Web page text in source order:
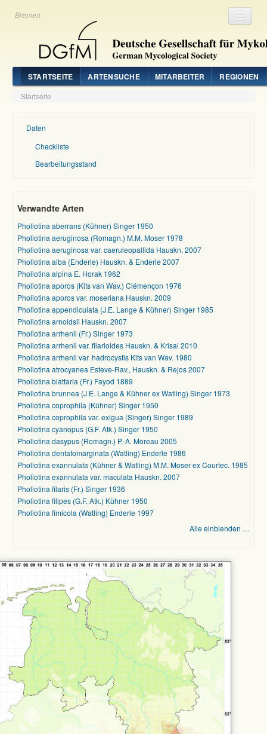
Bremen
STARTSEITE ARTENSUCHE MITARBEITER REGIONEN
Startseite
Daten
Checkliste
Bearbeitungsstand
Verwandte Arten
Pholiotina aberrans (Kühner) Singer 1950
Pholiotina aeruginosa (Romagn.) M.M. Moser 1978
Pholiotina aeruginosa var. caeruleopallida Hauskn. 2007
Pholiotina alba (Enderle) Hauskn. & Enderle 2007
Pholiotina alpina E. Horak 1962
Pholiotina aporos (Kits van Wav.) Clémençon 1976
Pholiotina aporos var. moseriana Hauskn. 2009
Pholiotina appendiculata (J.E. Lange & Kühner) Singer 1985
Pholiotina arnoldsii Hauskn. 2007
Pholiotina arrhenii (Fr.) Singer 1973
Pholiotina arrhenii var. filarioides Hauskn. & Krisai 2010
Pholiotina arrhenii var. hadrocystis Kits van Wav. 1980
Pholiotina atrocyanea Esteve-Rav., Hauskn. & Rejos 2007
Pholiotina blattaria (Fr.) Fayod 1889
Pholiotina brunnea (J.E. Lange & Kühner ex Watling) Singer 1973
Pholiotina coprophila (Kühner) Singer 1950
Pholiotina coprophila var. exigua (Singer) Singer 1989
Pholiotina cyanopus (G.F. Atk.) Singer 1950
Pholiotina dasypus (Romagn.) P.-A. Moreau 2005
Pholiotina dentatomarginata (Watling) Enderle 1986
Pholiotina exannulata (Kühner & Watling) M.M. Moser ex Courtec. 1985
Pholiotina exannulata var. maculata Hauskn. 2007
Pholiotina filaris (Fr.) Singer 1936
Pholiotina filipes (G.F. Atk.) Kühner 1950
Pholiotina fimicola (Watling) Enderle 1997
Alle einblenden …